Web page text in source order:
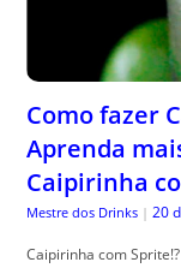
Como fazer
Aprenda
Caipirinha
Mestre dos Drinks | 20
Caipirinha com